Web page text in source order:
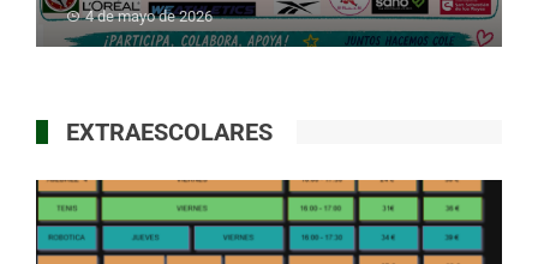
4 de mayo de 2026
EXTRAESCOLARES